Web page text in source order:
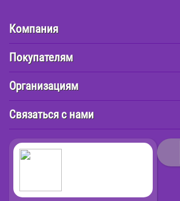
Компания
Покупателям
Организациям
Связаться с нами